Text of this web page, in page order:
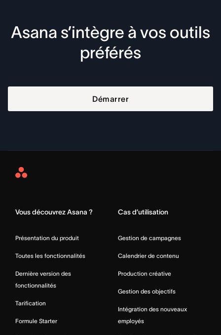
Asana s’intègre à vos outils
préférés
Démarrer
Asana
Vous découvrez Asana ?
Présentation du produit
Toutes les fonctionnalités
Dernière version des
fonctionnalités
Tarification
Formule Starter
Cas d’utilisation
Gestion de campagnes
Calendrier de contenu
Production créative
Gestion des objectifs
Intégration des nouveaux
employés